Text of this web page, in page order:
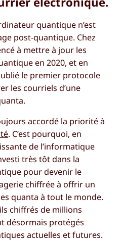
quantique n’est
post-quantique. Chez
à mettre à jour les
en 2020, et en
le premier protocole
les courriels d’une
accordé la priorité à
. C’est pourquoi, en
de l’informatique
très tôt dans la
pour devenir le
chiffrée à offrir un
quanta à tout le monde.
chiffrés de millions
désormais protégés
actuelles et futures.